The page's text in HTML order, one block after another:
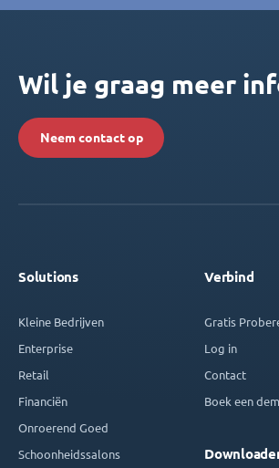
Wil je graag meer
Neem contact op
Solutions
Kleine Bedrijven
Enterprise
Retail
Financiën
Onroerend Goed
Schoonheidssalons
Verbind
Gratis
Log in
Contact
Boek een